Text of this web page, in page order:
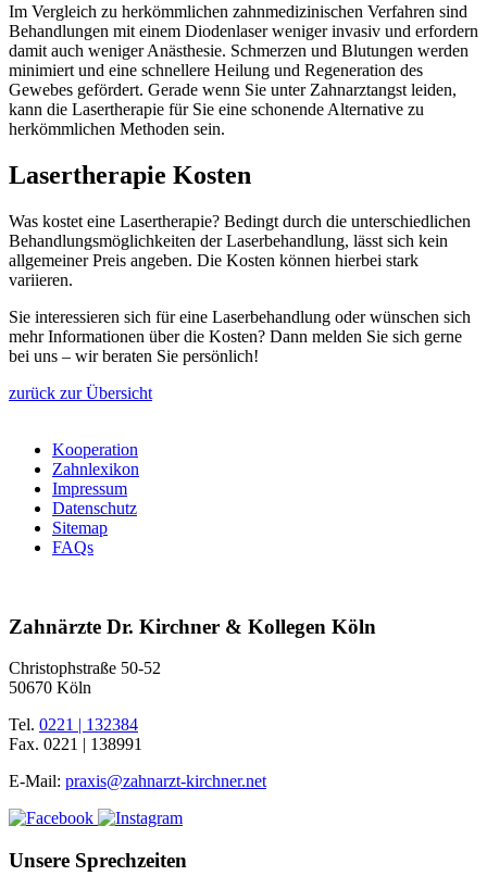
Im Vergleich zu herkömmlichen zahnmedizinischen Verfahren sind
Behandlungen mit einem Diodenlaser weniger invasiv und erfordern
damit auch weniger Anästhesie. Schmerzen und Blutungen werden
minimiert und eine schnellere Heilung und Regeneration des
Gewebes gefördert. Gerade wenn Sie unter Zahnarztangst leiden,
kann die Lasertherapie für Sie eine schonende Alternative zu
herkömmlichen Methoden sein.
Lasertherapie Kosten
Was kostet eine Lasertherapie? Bedingt durch die unterschiedlichen
Behandlungsmöglichkeiten der Laserbehandlung, lässt sich kein
allgemeiner Preis angeben. Die Kosten können hierbei stark
variieren.
Sie interessieren sich für eine Laserbehandlung oder wünschen sich
mehr Informationen über die Kosten? Dann melden Sie sich gerne
bei uns – wir beraten Sie persönlich!
zurück zur Übersicht
Kooperation
Zahnlexikon
Impressum
Datenschutz
Sitemap
FAQs
Zahnärzte Dr. Kirchner & Kollegen Köln
Christophstraße 50-52
50670 Köln
Tel. 0221 | 132384
Fax. 0221 | 138991
E-Mail: praxis@zahnarzt-kirchner.net
Unsere Sprechzeiten